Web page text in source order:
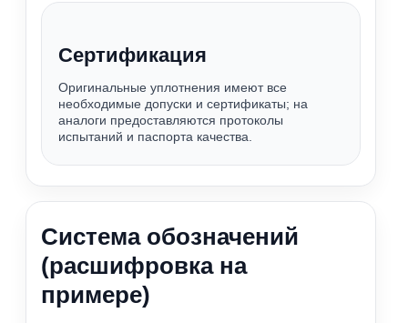
Сертификация
Оригинальные уплотнения имеют все
необходимые допуски и сертификаты; на
аналоги предоставляются протоколы
испытаний и паспорта качества.
Система обозначений
(расшифровка на
примере)